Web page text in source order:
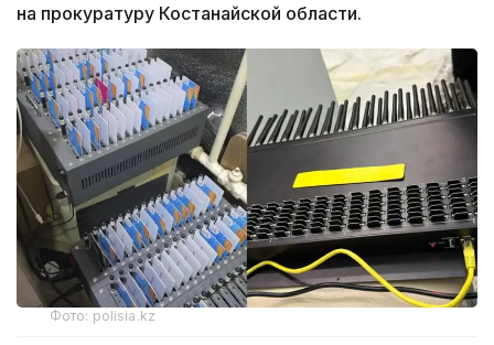
на прокуратуру Костанайской области.
Фото: polisia.kz